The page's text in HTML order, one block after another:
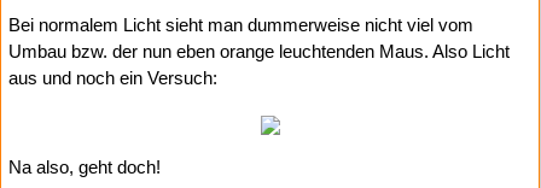
Bei normalem Licht sieht man dummerweise nicht viel vom
Umbau bzw. der nun eben orange leuchtenden Maus. Also Licht
aus und noch ein Versuch:
Na also, geht doch!